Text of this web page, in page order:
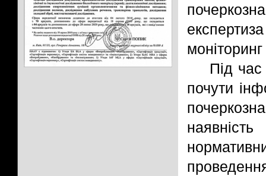
Під
почути